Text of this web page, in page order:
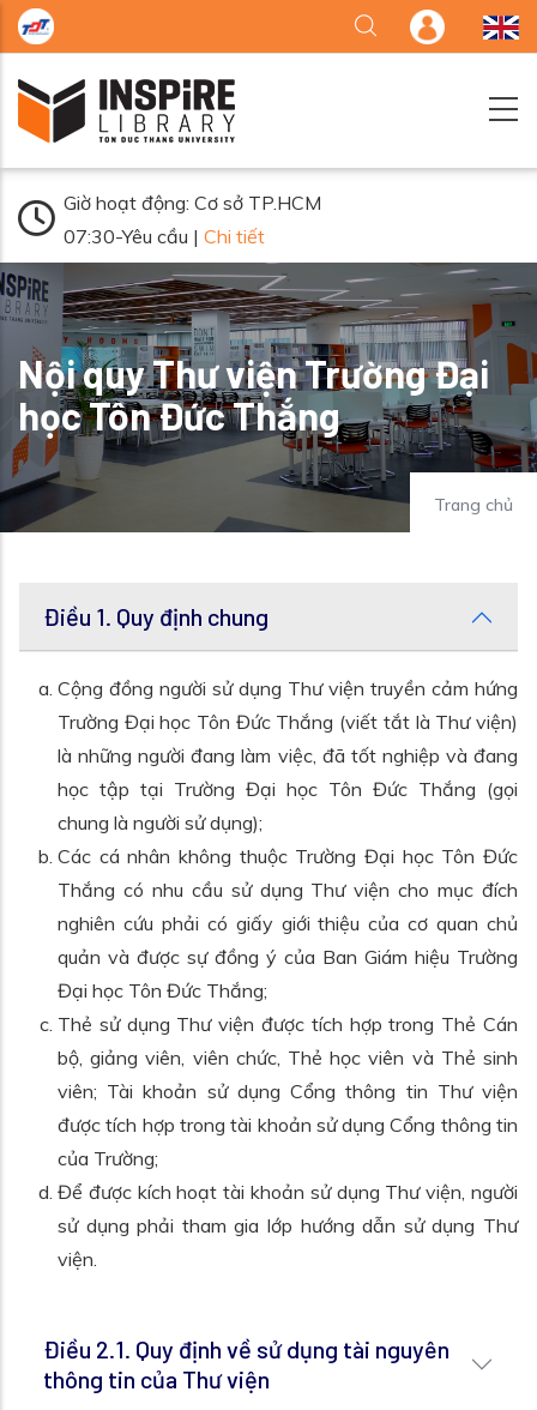
Nhảy đến nội dung
Giờ hoạt động: Cơ sở TP.HCM
07:30-Yêu cầu | Chi tiết
Nội quy Thư viện Trường Đại
học Tôn Đức Thắng
Trang chủ
Điều 1. Quy định chung
Cộng đồng người sử dụng Thư viện truyền cảm hứng
Trường Đại học Tôn Đức Thắng (viết tắt là Thư viện)
là những người đang làm việc, đã tốt nghiệp và đang
học tập tại Trường Đại học Tôn Đức Thắng (gọi
chung là người sử dụng);
Các cá nhân không thuộc Trường Đại học Tôn Đức
Thắng có nhu cầu sử dụng Thư viện cho mục đích
nghiên cứu phải có giấy giới thiệu của cơ quan chủ
quản và được sự đồng ý của Ban Giám hiệu Trường
Đại học Tôn Đức Thắng;
Thẻ sử dụng Thư viện được tích hợp trong Thẻ Cán
bộ, giảng viên, viên chức, Thẻ học viên và Thẻ sinh
viên; Tài khoản sử dụng Cổng thông tin Thư viện
được tích hợp trong tài khoản sử dụng Cổng thông tin
của Trường;
Để được kích hoạt tài khoản sử dụng Thư viện, người
sử dụng phải tham gia lớp hướng dẫn sử dụng Thư
viện.
Điều 2.1. Quy định về sử dụng tài nguyên
thông tin của Thư viện